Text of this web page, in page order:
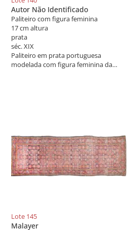
Autor Não Identificado
Paliteiro com figura feminina
17 cm altura
prata
séc. XIX
Paliteiro em prata portuguesa
modelada com figura feminina da
Lote 145
Malayer